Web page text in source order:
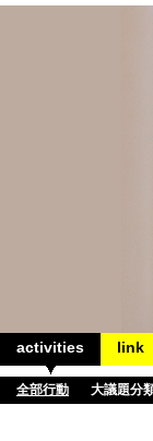
activities link
全部行動 大議題分